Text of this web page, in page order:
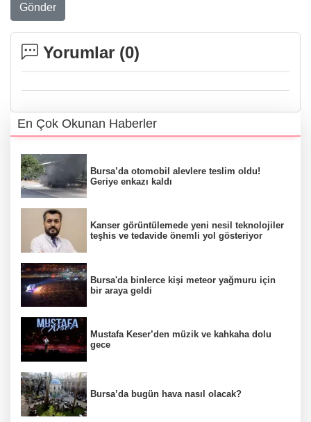
Gönder
Yorumlar (0)
En Çok Okunan Haberler
Bursa’da otomobil alevlere teslim oldu!
Geriye enkazı kaldı
Kanser görüntülemede yeni nesil teknolojiler
teşhis ve tedavide önemli yol gösteriyor
Bursa'da binlerce kişi meteor yağmuru için
bir araya geldi
Mustafa Keser’den müzik ve kahkaha dolu
gece
Bursa’da bugün hava nasıl olacak?